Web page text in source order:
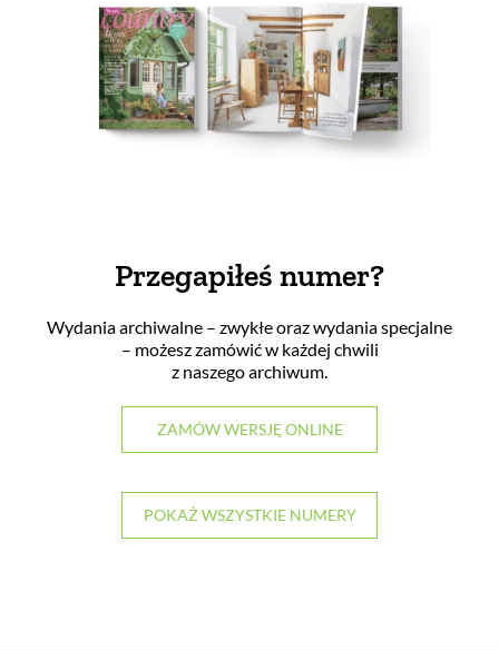
Przegapiłeś numer?
Wydania archiwalne – zwykłe oraz wydania specjalne
– możesz zamówić w każdej chwili
z naszego archiwum.
ZAMÓW WERSJĘ ONLINE
POKAŻ WSZYSTKIE NUMERY